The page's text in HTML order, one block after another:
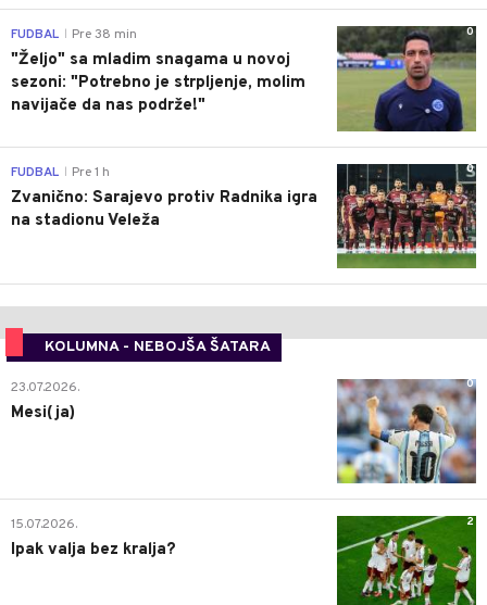
0
FUDBAL Pre 38 min
"Željo" sa mladim snagama u novoj
sezoni: "Potrebno je strpljenje, molim
navijače da nas podrže!"
0
FUDBAL Pre 1 h
Zvanično: Sarajevo protiv Radnika igra
na stadionu Veleža
KOLUMNA - NEBOJŠA ŠATARA
0
23.07.2026.
Mesi(ja)
2
15.07.2026.
Ipak valja bez kralja?